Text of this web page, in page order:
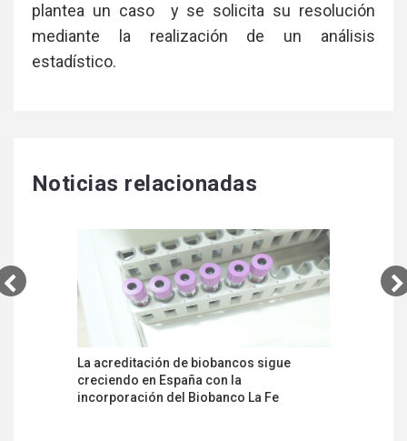
plantea un caso y se solicita su resolución
mediante la realización de un análisis
estadístico.
Noticias relacionadas
La acreditación de biobancos sigue
creciendo en España con la
incorporación del Biobanco La Fe